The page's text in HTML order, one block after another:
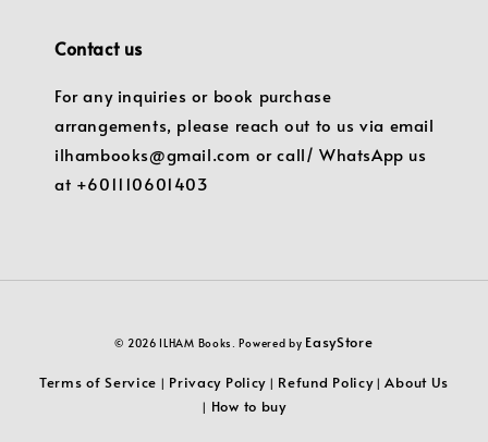
Contact us
For any inquiries or book purchase
arrangements, please reach out to us via email
ilhambooks@gmail.com or call/ WhatsApp us
at +601110601403
© 2026 ILHAM Books. Powered by EasyStore
Terms of Service | Privacy Policy | Refund Policy|About Us
| How to buy